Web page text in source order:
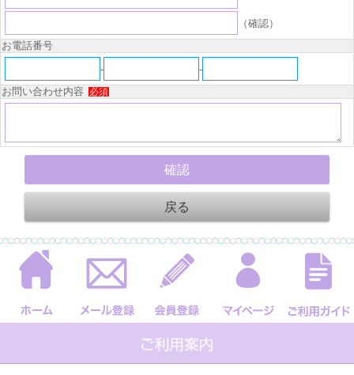
（確認）
お電話番号
-
-
お問い合わせ内容
必須